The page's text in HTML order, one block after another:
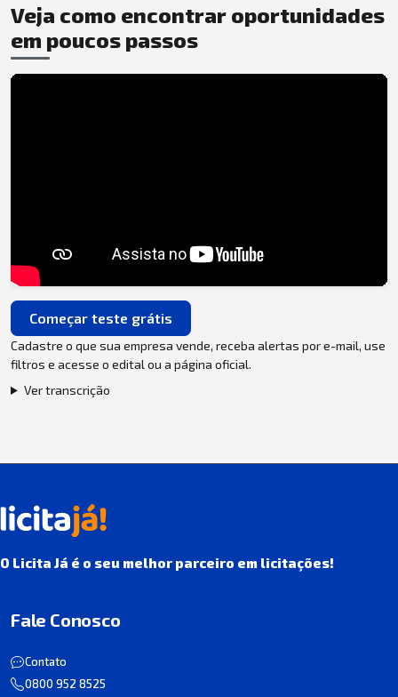
Veja como encontrar oportunidades
em poucos passos
Começar teste grátis
Cadastre o que sua empresa vende, receba alertas por e-mail, use
filtros e acesse o edital ou a página oficial.
Ver transcrição
O Licita Já é o seu melhor parceiro em licitações!
Fale Conosco
Contato
0800 952 8525